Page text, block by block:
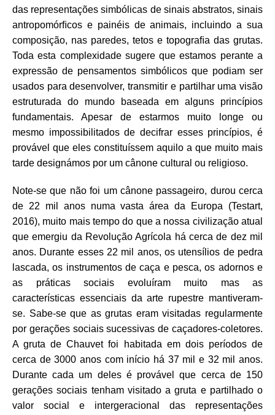
das representações simbólicas de sinais abstratos, sinais
antropomórﬁcos e painéis de animais, incluindo a sua
composição, nas paredes, tetos e topograﬁa das grutas.
Toda esta complexidade sugere que estamos perante a
expressão de pensamentos simbólicos que podiam ser
usados para desenvolver, transmitir e partilhar uma visão
estruturada do mundo baseada em alguns princípios
fundamentais. Apesar de estarmos muito longe ou
mesmo impossibilitados de decifrar esses princípios, é
provável que eles constituíssem aquilo a que muito mais
tarde designámos por um cânone cultural ou religioso.
Note-se que não foi um cânone passageiro, durou cerca
de 22 mil anos numa vasta área da Europa (Testart,
2016), muito mais tempo do que a nossa civilização atual
que emergiu da Revolução Agrícola há cerca de dez mil
anos. Durante esses 22 mil anos, os utensílios de pedra
lascada, os instrumentos de caça e pesca, os adornos e
as práticas sociais evoluíram muito mas as
características essenciais da arte rupestre mantiveram-
se. Sabe-se que as grutas eram visitadas regularmente
por gerações sociais sucessivas de caçadores-coletores.
A gruta de Chauvet foi habitada em dois períodos de
cerca de 3000 anos com início há 37 mil e 32 mil anos.
Durante cada um deles é provável que cerca de 150
gerações sociais tenham visitado a gruta e partilhado o
valor social e intergeracional das representações